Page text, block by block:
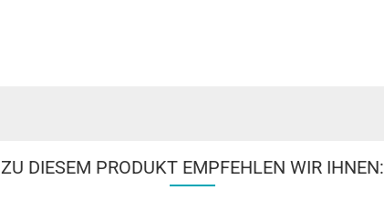
ZU DIESEM PRODUKT EMPFEHLEN WIR IHNEN: